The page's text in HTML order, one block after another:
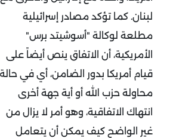
لبنان. كما تؤكد مصادر إسرائيلية
مطلعة لوكالة "أسوشيتد برس"
الأمريكية، أن الاتفاق ينص أيضاً على
قيام أمريكا بدور الضامن، أي في حالة
محاولة حزب الله أو أية جهة أخرى
انتهاك الاتفاقية، وهو أمر لا يزال من
غير الواضح كيف يمكن أن يتعامل